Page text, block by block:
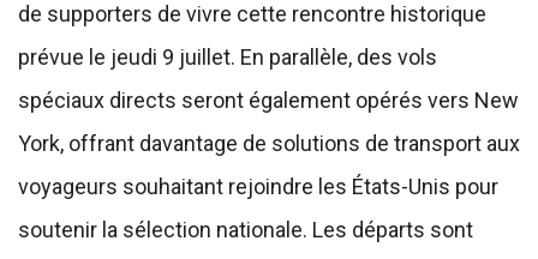
de supporters de vivre cette rencontre historique
prévue le jeudi 9 juillet. En parallèle, des vols
spéciaux directs seront également opérés vers New
York, offrant davantage de solutions de transport aux
voyageurs souhaitant rejoindre les États-Unis pour
soutenir la sélection nationale. Les départs sont